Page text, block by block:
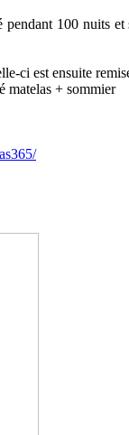
pendant 100 nuits
ci est ensuite
matelas + sommier